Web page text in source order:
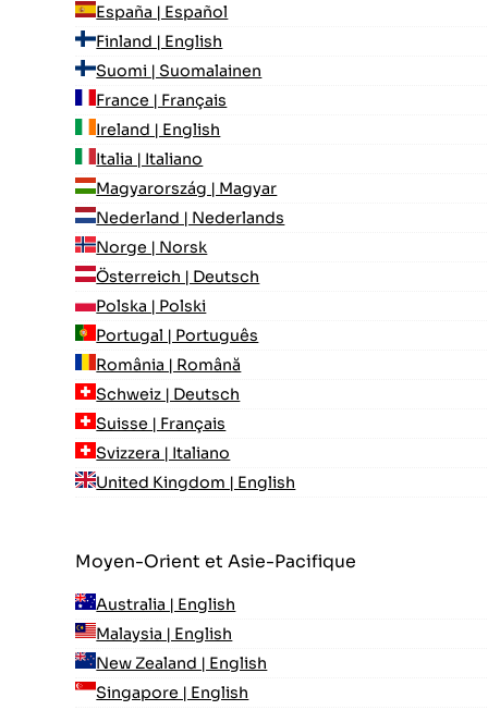
España | Español
Finland | English
Suomi | Suomalainen
France | Français
Ireland | English
Italia | Italiano
Magyarország | Magyar
Nederland | Nederlands
Norge | Norsk
Österreich | Deutsch
Polska | Polski
Portugal | Português
România | Română
Schweiz | Deutsch
Suisse | Français
Svizzera | Italiano
United Kingdom | English
Moyen-Orient et Asie-Pacifique
Australia | English
Malaysia | English
New Zealand | English
Singapore | English